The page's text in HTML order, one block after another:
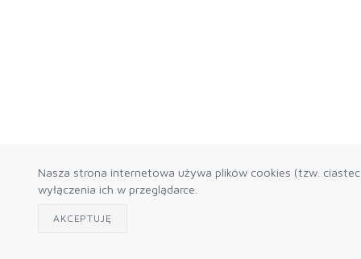
Nasza strona internetowa używa plików cookies (tzw.
wyłączenia ich w przeglądarce.
AKCEPTUJĘ